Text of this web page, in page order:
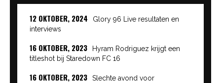
12 OKTOBER, 2024
Glory 96 Live resultaten en
interviews
16 OKTOBER, 2023
Hyram Rodriguez krijgt een
titleshot bij Staredown FC 16
16 OKTOBER, 2023
Slechte avond voor